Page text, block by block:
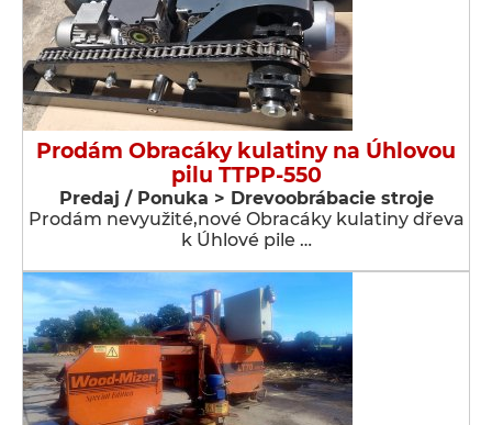
Prodám Obracáky kulatiny na Úhlovou
pilu TTPP-550
Predaj / Ponuka > Drevoobrábacie stroje
Prodám nevyužité,nové Obracáky kulatiny dřeva
k Úhlové pile …